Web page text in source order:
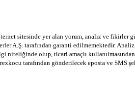
sitesinde yer alan yorum, analiz ve fikirler
A.Ş. tarafından garanti edilmemektedir.
niteliğinde olup, ticari amaçlı
tarafından gönderilecek eposta ve SMS